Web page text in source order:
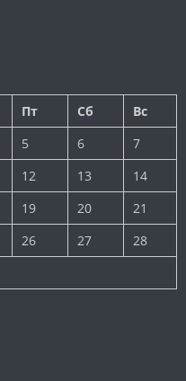
Пт Сб
Вс
5 6
7
12 13
14
19 20
21
26 27
28